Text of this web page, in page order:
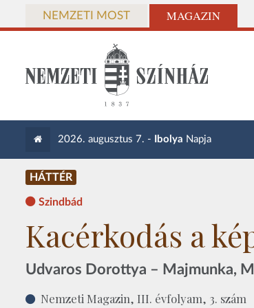
NEMZETI MOST MAGAZIN
2026. augusztus 7. - Ibolya Napja
HÁTTÉR
Szindbád
Kacérkodás a
Udvaros Dorottya – Majmunka,
Nemzeti Magazin, III. évfolyam, 3. szám